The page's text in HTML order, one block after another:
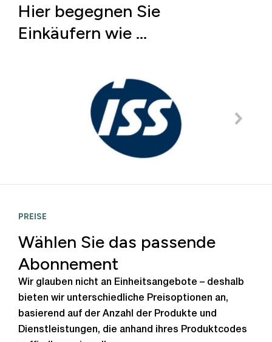
Hier begegnen Sie
Einkäufern wie …
PREISE
Wählen Sie das passende
Abonnement
Wir glauben nicht an Einheitsangebote – deshalb
bieten wir unterschiedliche Preisoptionen an,
basierend auf der Anzahl der Produkte und
Dienstleistungen, die anhand ihres Produktcodes